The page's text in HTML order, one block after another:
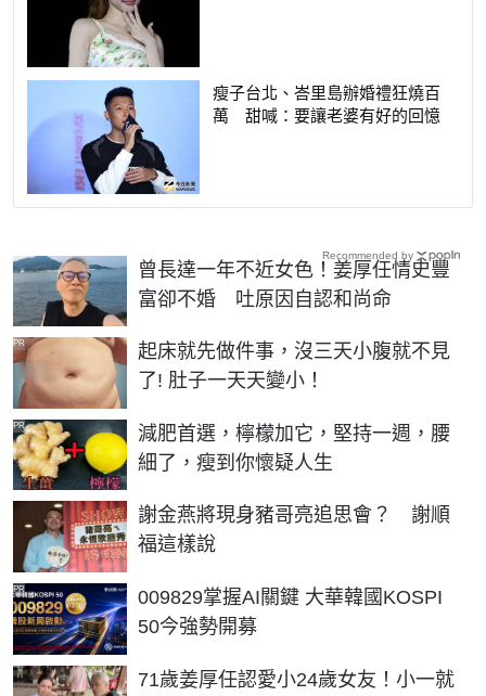
瘦子台北、峇里島辦婚禮狂燒百
萬 甜喊：要讓老婆有好的回憶
曾長達一年不近女色！姜厚任情史豐
富卻不婚 吐原因自認和尚命
起床就先做件事，沒三天小腹就不見
了! 肚子一天天變小！
PR
減肥首選，檸檬加它，堅持一週，腰
細了，瘦到你懷疑人生
PR
謝金燕將現身豬哥亮追思會？ 謝順
福這樣說
009829掌握AI關鍵 大華韓國KOSPI
50今強勢開募
PR
71歲姜厚任認愛小24歲女友！小一就
Recommended by